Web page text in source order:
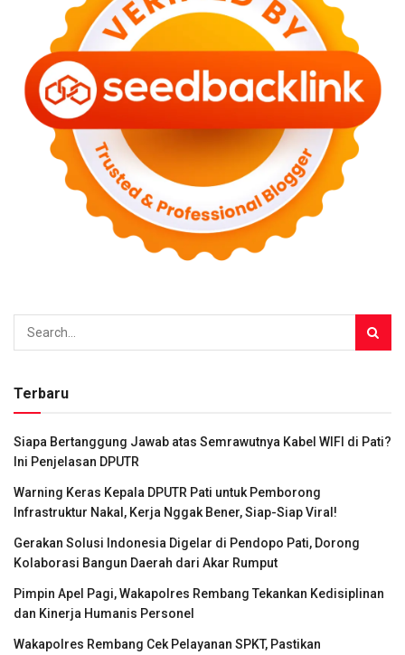
Terbaru
Siapa Bertanggung Jawab atas Semrawutnya Kabel WIFI di Pati?
Ini Penjelasan DPUTR
Warning Keras Kepala DPUTR Pati untuk Pemborong
Infrastruktur Nakal, Kerja Nggak Bener, Siap-Siap Viral!
Gerakan Solusi Indonesia Digelar di Pendopo Pati, Dorong
Kolaborasi Bangun Daerah dari Akar Rumput
Pimpin Apel Pagi, Wakapolres Rembang Tekankan Kedisiplinan
dan Kinerja Humanis Personel
Wakapolres Rembang Cek Pelayanan SPKT, Pastikan